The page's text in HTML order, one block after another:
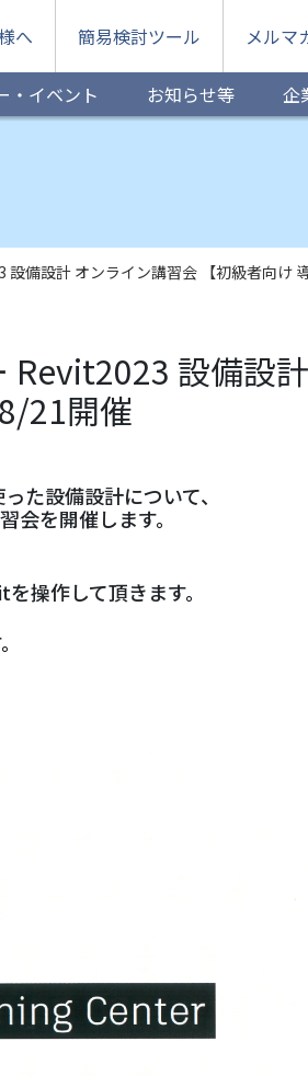
へ 簡易検討ツール メルマ
・イベント お知らせ等 企
備設計 オンライン講習会 【初級者向け
設備設
21開催
た設備設計について、
を開催します。
操作して頂きます。